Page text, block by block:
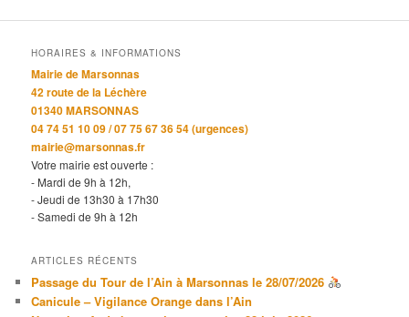
HORAIRES & INFORMATIONS
Mairie de Marsonnas
42 route de la Léchère
01340 MARSONNAS
04 74 51 10 09 / 07 75 67 36 54 (urgences)
mairie@marsonnas.fr
Votre mairie est ouverte :
- Mardi de 9h à 12h,
- Jeudi de 13h30 à 17h30
- Samedi de 9h à 12h
ARTICLES RÉCENTS
Passage du Tour de l’Ain à Marsonnas le 28/07/2026
Canicule – Vigilance Orange dans l’Ain